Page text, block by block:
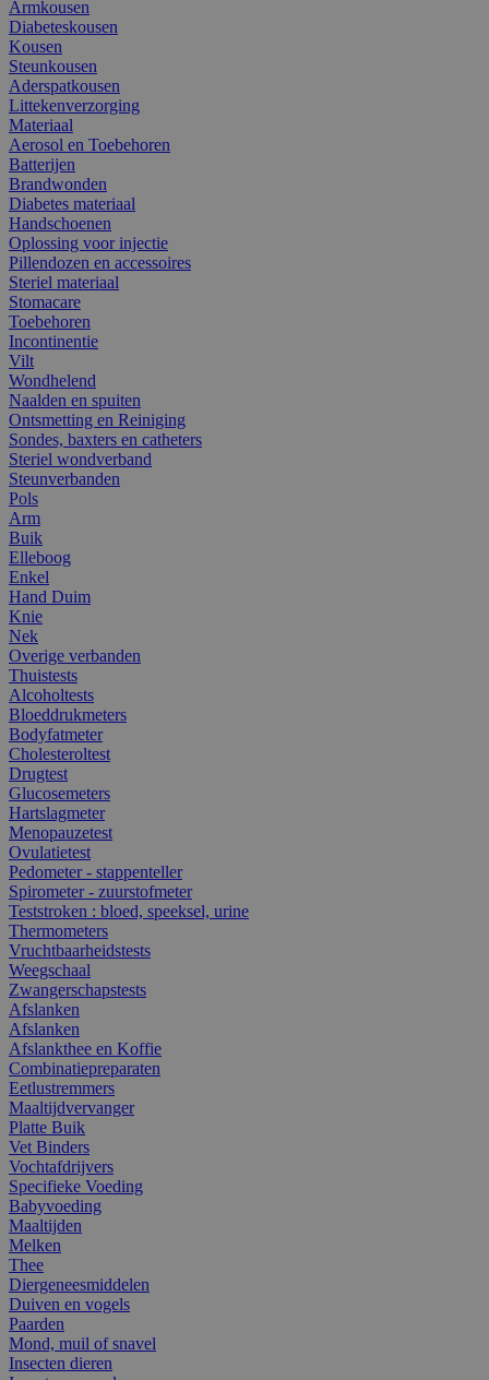
Armkousen
Diabeteskousen
Kousen
Steunkousen
Aderspatkousen
Littekenverzorging
Materiaal
Aerosol en Toebehoren
Batterijen
Brandwonden
Diabetes materiaal
Handschoenen
Oplossing voor injectie
Pillendozen en accessoires
Steriel materiaal
Stomacare
Toebehoren
Incontinentie
Vilt
Wondhelend
Naalden en spuiten
Ontsmetting en Reiniging
Sondes, baxters en catheters
Steriel wondverband
Steunverbanden
Pols
Arm
Buik
Elleboog
Enkel
Hand Duim
Knie
Nek
Overige verbanden
Thuistests
Alcoholtests
Bloeddrukmeters
Bodyfatmeter
Cholesteroltest
Drugtest
Glucosemeters
Hartslagmeter
Menopauzetest
Ovulatietest
Pedometer - stappenteller
Spirometer - zuurstofmeter
Teststroken : bloed, speeksel, urine
Thermometers
Vruchtbaarheidstests
Weegschaal
Zwangerschapstests
Afslanken
Afslanken
Afslankthee en Koffie
Combinatiepreparaten
Eetlustremmers
Maaltijdvervanger
Platte Buik
Vet Binders
Vochtafdrijvers
Specifieke Voeding
Babyvoeding
Maaltijden
Melken
Thee
Diergeneesmiddelen
Duiven en vogels
Paarden
Mond, muil of snavel
Insecten dieren